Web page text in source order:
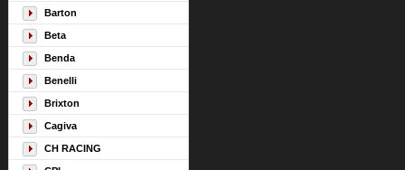
Barton
Beta
Benda
Benelli
Brixton
Cagiva
CH RACING